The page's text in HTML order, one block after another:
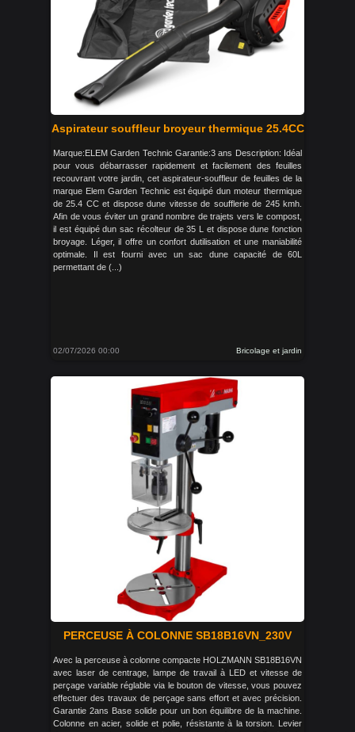
Aspirateur souffleur broyeur thermique 25.4CC
Marque:ELEM Garden Technic Garantie:3 ans Description: Idéal
pour vous débarrasser rapidement et facilement des feuilles
recouvrant votre jardin, cet aspirateur-souffleur de feuilles de la
marque Elem Garden Technic est équipé dun moteur thermique
de 25.4 CC et dispose dune vitesse de soufflerie de 245 kmh.
Afin de vous éviter un grand nombre de trajets vers le compost,
il est équipé dun sac récolteur de 35 L et dispose dune fonction
broyage. Léger, il offre un confort dutilisation et une maniabilité
optimale. Il est fourni avec un sac dune capacité de 60L
permettant de (...)
02/07/2026 00:00 Bricolage et jardin
PERCEUSE À COLONNE SB18B16VN_230V
Avec la perceuse à colonne compacte HOLZMANN SB18B16VN
avec laser de centrage, lampe de travail à LED et vitesse de
perçage variable réglable via le bouton de vitesse, vous pouvez
effectuer des travaux de perçage sans effort et avec précision.
Garantie 2ans Base solide pour un bon équilibre de la machine.
Colonne en acier, solide et polie, résistante à la torsion. Levier